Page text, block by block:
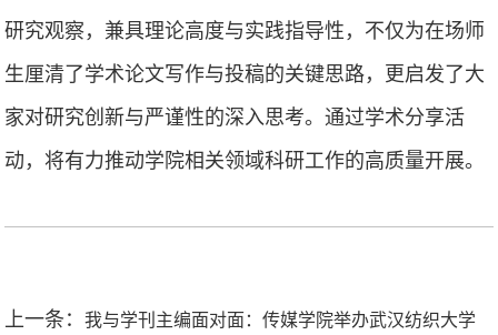
研究观察，兼具理论高度与实践指导性，不仅为在场师
生厘清了学术论文写作与投稿的关键思路，更启发了大
家对研究创新与严谨性的深入思考。通过学术分享活
动，将有力推动学院相关领域科研工作的高质量开展。
上一条：我与学刊主编面对面：传媒学院举办武汉纺织大学